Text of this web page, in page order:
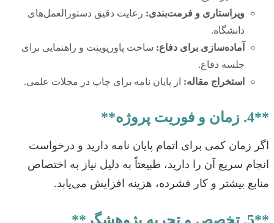
ویراستاری و فرمت‌بندی: رعایت دقیق دستورالعمل‌های
دانشگاه.
آماده‌سازی برای دفاع: ساخت پاورپوینت و راهنمایی برای
جلسه دفاع.
استخراج مقاله: از پایان نامه برای چاپ در مجلات علمی.
**4. زمان و فوریت پروژه**
اگر زمان کمی برای اتمام پایان نامه دارید و درخواست
انجام سریع آن را دارید، طبیعتاً به دلیل نیاز به اختصاص
منابع بیشتر و کار فشرده، هزینه افزایش می‌یابد.